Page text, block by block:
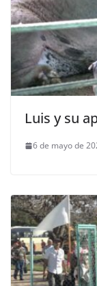
Luis y su
6 de mayo de